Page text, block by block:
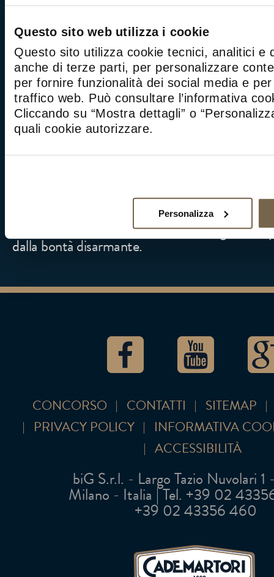
Questo sito web utilizza i cookie
Questo sito utilizza cookie tecnici, analitici e
anche di terze parti, per personalizzare
per fornire funzionalità dei social media e
traffico web. Può consultare l’informativa
Cliccando su “Mostra dettagli” o
quali cookie autorizzare.
Personalizza
frutta perché in un risotto alle mele si impone
contrasto e assicura una bontà da applauso.
E se di prodotti di stagione parliamo, non può
che, insieme a speck e zafferano, condisce
cromatici belli ed invitanti, elegantemente
di cipolla caramellata.
E in questa mesi freddi anche le patate,
leggermente salate e cotte nel brodo
calda crema per un goloso risotto ai funghi
Anche gli gnocchi ben si adattano al freddo e
condimento di burro e salvia sanno regalare
dalla bontà disarmante.
CONCORSO CONTATTI
SITEMAP
PRIVACY POLICY
INFORMATIVA
ACCESSIBILITÀ
biG S.r.l. - Largo Tazio Nuvolari
Milano - Italia | Tel. +39 02 43356
+39 02 43356 460